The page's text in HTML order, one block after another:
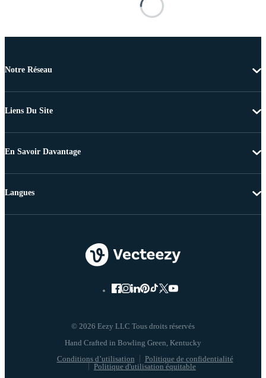
Notre Réseau
Liens Du Site
En Savoir Davantage
© 2026 Eezy LLC Tous droits réservés
Conditions d’utilisation
Politique de confidentialité
Politique d'utilisation équitable
Langues